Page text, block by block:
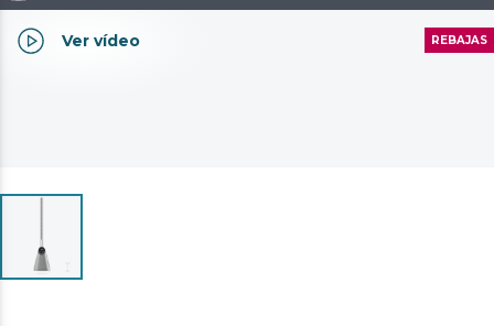
Ver vídeo REBAJAS